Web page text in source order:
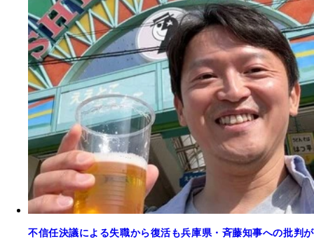
不信任決議による失職から復活も兵庫県・斉藤知事への批判が